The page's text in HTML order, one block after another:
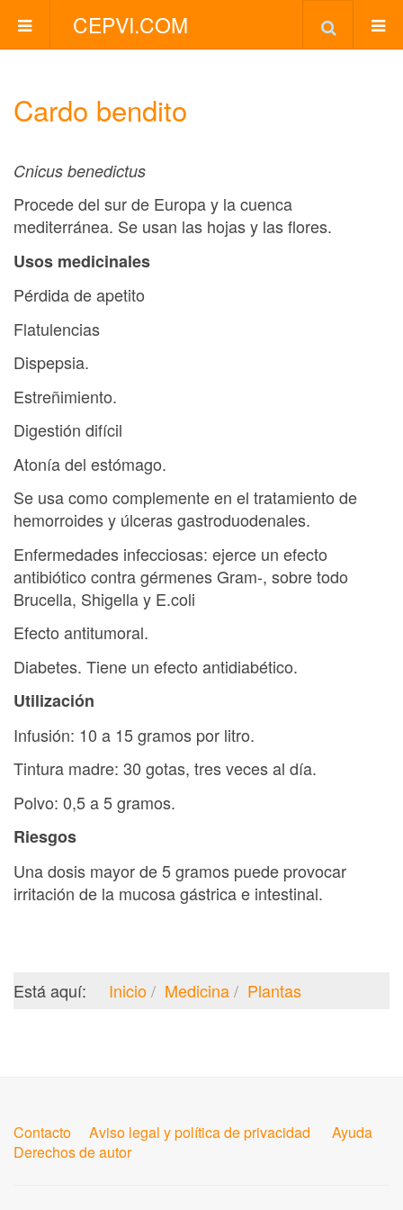
CEPVI.COM
Cardo bendito
Cnicus benedictus
Procede del sur de Europa y la cuenca
mediterránea. Se usan las hojas y las flores.
Usos medicinales
Pérdida de apetito
Flatulencias
Dispepsia.
Estreñimiento.
Digestión difícil
Atonía del estómago.
Se usa como complemente en el tratamiento de
hemorroides y úlceras gastroduodenales.
Enfermedades infecciosas: ejerce un efecto
antibiótico contra gérmenes Gram-, sobre todo
Brucella, Shigella y E.coli
Efecto antitumoral.
Diabetes. Tiene un efecto antidiabético.
Utilización
Infusión: 10 a 15 gramos por litro.
Tintura madre: 30 gotas, tres veces al día.
Polvo: 0,5 a 5 gramos.
Riesgos
Una dosis mayor de 5 gramos puede provocar
irritación de la mucosa gástrica e intestinal.
Está aquí: Inicio Medicina Plantas
Contacto Aviso legal y política de privacidad
Ayuda
Derechos de autor